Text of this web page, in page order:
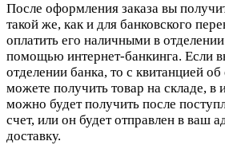
После оформления заказа вы
такой же, как и для банковского
оплатить его наличными в
помощью интернет-банкинга. Если
отделении банка, то с квитанцией
можете получить товар на складе, в
можно будет получить после
счет, или он будет отправлен в ваш
доставку.